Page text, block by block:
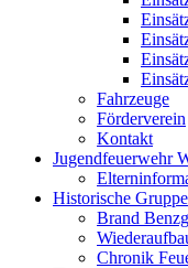
Fahrzeuge
Förderverein
Kontakt
Jugendfeuerwehr
Historische Gruppe
Brand
Chronik